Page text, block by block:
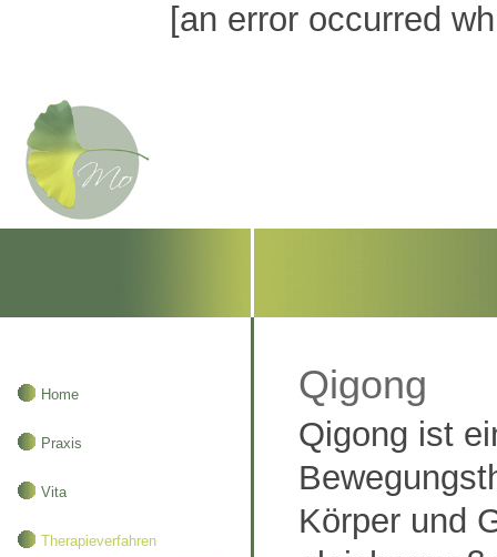
[an error occurred
Home
Praxis
Vita
Therapieverfahren
Qigong
Qigong ist
Körper und